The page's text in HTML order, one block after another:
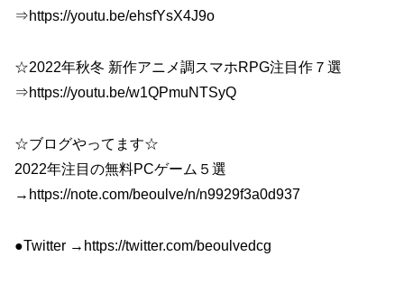
⇒https://youtu.be/ehsfYsX4J9o
☆2022年秋冬 新作アニメ調スマホRPG注目作７選
⇒https://youtu.be/w1QPmuNTSyQ
☆ブログやってます☆
2022年注目の無料PCゲーム５選
→https://note.com/beoulve/n/n9929f3a0d937
●Twitter →https://twitter.com/beoulvedcg